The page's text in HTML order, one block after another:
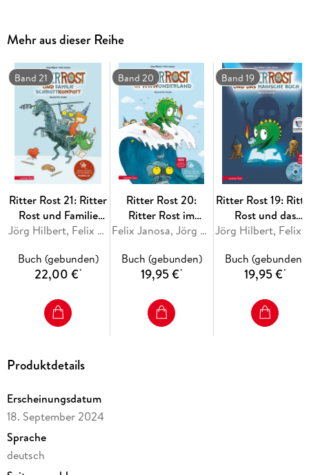
DerJubiläumsband zum 30. Geburtstag von Ritter Rost
anders zu sein. Das kunterbunte Bilderbuch für Kinderab 4
Jahrenhält neben der lustig-schrägen Geschichte auch tolle
neue Songsbereit - eingespielt von derNDR
Radiophilharmonie.
Begleit-Hörbuchauf der beiliegendenCD und zum Streamen
unter MuBiBu. de.
CD Standard Audio Format
Mehr aus dieser Reihe
Band 21
Ritter Rost 21: Ritter
Rost und Familie
Schrottkompott
und zum Streamen,
Bd. 21)
Jörg Hilbert, Felix Janosa
Buch (gebunden)
22,00 €*
Band 20
Ritter Rost 20:
Ritter Rost im
WWWunderland
und zum Streamen,
Bd. 20)
Felix Janosa, Jörg Hilbert
Buch (gebunden)
19,95 €*
Band 19
Ritter Rost 19:
Rost und das
magische Buch
und zum
Bd. 19)
Buch (gebunden)
19,95 €*
Produktdetails
Erscheinungsdatum
18. September 2024
Sprache
deutsch